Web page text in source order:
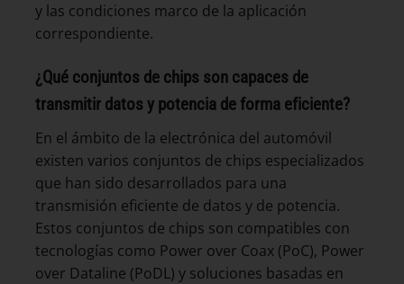
y las condiciones marco de la aplicación
correspondiente.
¿Qué conjuntos de chips son capaces de
transmitir datos y potencia de forma eficiente?
En el ámbito de la electrónica del automóvil
existen varios conjuntos de chips especializados
que han sido desarrollados para una
transmisión eficiente de datos y de potencia.
Estos conjuntos de chips son compatibles con
tecnologías como Power over Coax (PoC), Power
over Dataline (PoDL) y soluciones basadas en